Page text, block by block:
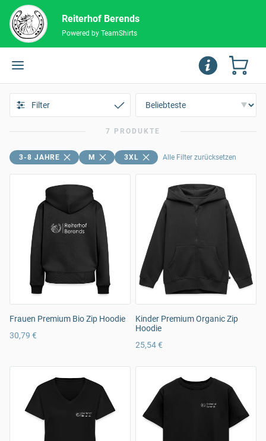
Reiterhof Berends
Powered by TeamShirts
Filter
7 PRODUKTE
3-8 JAHRE M 3XL Alle Filter zurücksetzen
Frauen Premium Bio Zip Hoodie
30,79 €
Kinder Premium Organic Zip
Hoodie
25,54 €